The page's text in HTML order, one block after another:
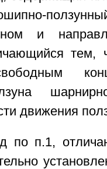
и
тем,
движения
по п.1,